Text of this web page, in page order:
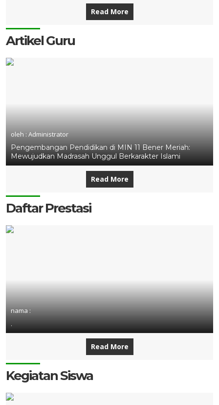
Read More
Artikel Guru
oleh : Administrator
Pengembangan Pendidikan di MIN 11 Bener Meriah:
Mewujudkan Madrasah Unggul Berkarakter Islami
Read More
Daftar Prestasi
nama :
.
Read More
Kegiatan Siswa